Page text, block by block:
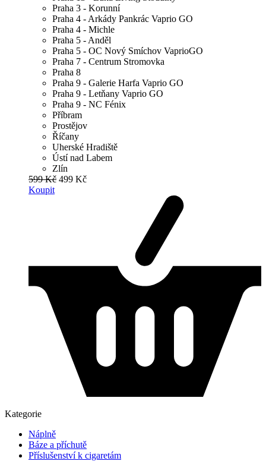
Praha 3 - Korunní
Praha 4 - Arkády Pankrác Vaprio GO
Praha 4 - Michle
Praha 5 - Anděl
Praha 5 - OC Nový Smíchov VaprioGO
Praha 7 - Centrum Stromovka
Praha 8
Praha 9 - Galerie Harfa Vaprio GO
Praha 9 - Letňany Vaprio GO
Praha 9 - NC Fénix
Příbram
Prostějov
Říčany
Uherské Hradiště
Ústí nad Labem
Zlín
599 Kč 499 Kč
Koupit
Kategorie
Náplně
Báze a příchutě
Příslušenství k cigaretám